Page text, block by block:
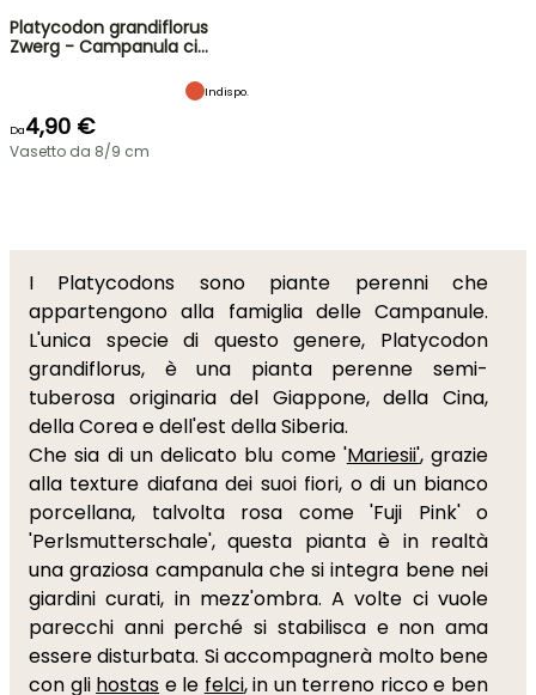
Platycodon grandiflorus
Zwerg - Campanula ci…
Indispo.
Da4,90 €
Vasetto da 8/9 cm
I Platycodons sono piante perenni che
appartengono alla famiglia delle Campanule.
L'unica specie di questo genere, Platycodon
grandiflorus, è una pianta perenne semi-
tuberosa originaria del Giappone, della Cina,
della Corea e dell'est della Siberia.
Che sia di un delicato blu come 'Mariesii', grazie
alla texture diafana dei suoi fiori, o di un bianco
porcellana, talvolta rosa come 'Fuji Pink' o
'Perlsmutterschale', questa pianta è in realtà
una graziosa campanula che si integra bene nei
giardini curati, in mezz'ombra. A volte ci vuole
parecchi anni perché si stabilisca e non ama
essere disturbata. Si accompagnerà molto bene
con gli hostas e le felci, in un terreno ricco e ben